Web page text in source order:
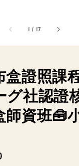
1 / 17
盒證照課
グ社認證
師資班🧰